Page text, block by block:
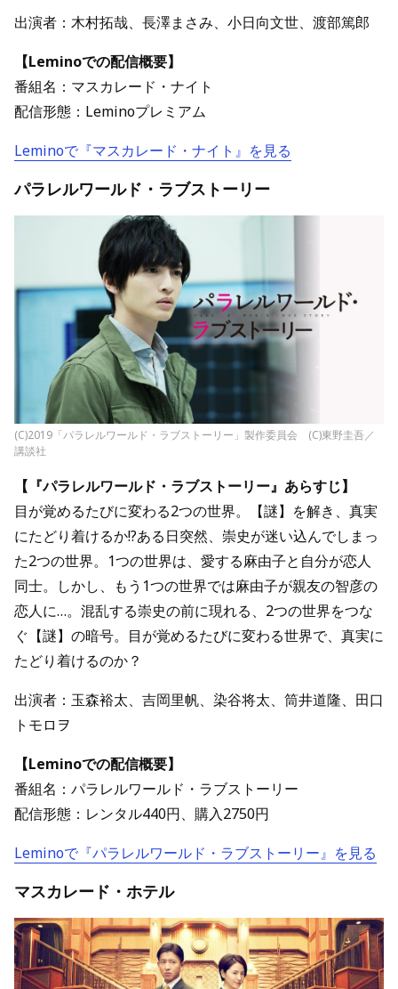
出演者：木村拓哉、長澤まさみ、小日向文世、渡部篤郎
【Leminoでの配信概要】
番組名：マスカレード・ナイト
配信形態：Leminoプレミアム
Leminoで『マスカレード・ナイト』を見る
パラレルワールド・ラブストーリー
(C)2019「パラレルワールド・ラブストーリー」製作委員会 (C)東野圭吾／
講談社
【『パラレルワールド・ラブストーリー』あらすじ】
目が覚めるたびに変わる2つの世界。【謎】を解き、真実
にたどり着けるか!?ある日突然、崇史が迷い込んでしまっ
た2つの世界。1つの世界は、愛する麻由子と自分が恋人
同士。しかし、もう1つの世界では麻由子が親友の智彦の
恋人に…。混乱する崇史の前に現れる、2つの世界をつな
ぐ【謎】の暗号。目が覚めるたびに変わる世界で、真実に
たどり着けるのか？
出演者：玉森裕太、吉岡里帆、染谷将太、筒井道隆、田口
トモロヲ
【Leminoでの配信概要】
番組名：パラレルワールド・ラブストーリー
配信形態：レンタル440円、購入2750円
Leminoで『パラレルワールド・ラブストーリー』を見る
マスカレード・ホテル